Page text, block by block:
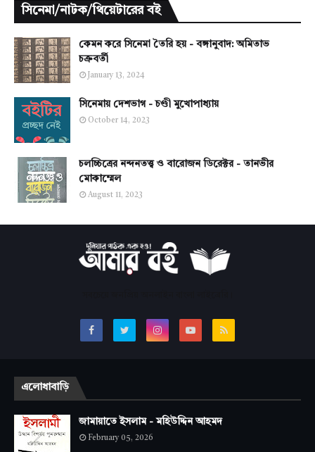
সিনেমা/নাটক/থিয়েটারের বই
কেমন করে সিনেমা তৈরি হয় - বঙ্গানুবাদ: অমিতাভ
চক্রবর্তী
January 13, 2024
সিনেমায় দেশভাগ - চণ্ডী মুখোপাধ্যায়
October 14, 2023
চলচ্চিত্রের নন্দনতত্ত্ব ও বারোজন ডিরেক্টর - তানভীর
মোকাম্মেল
August 11, 2023
এলোধাবাড়ি
জামায়াতে ইসলাম - মহিউদ্দিন আহমদ
February 05, 2026